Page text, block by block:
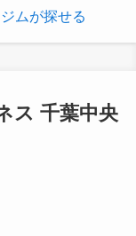
ス 千葉中央